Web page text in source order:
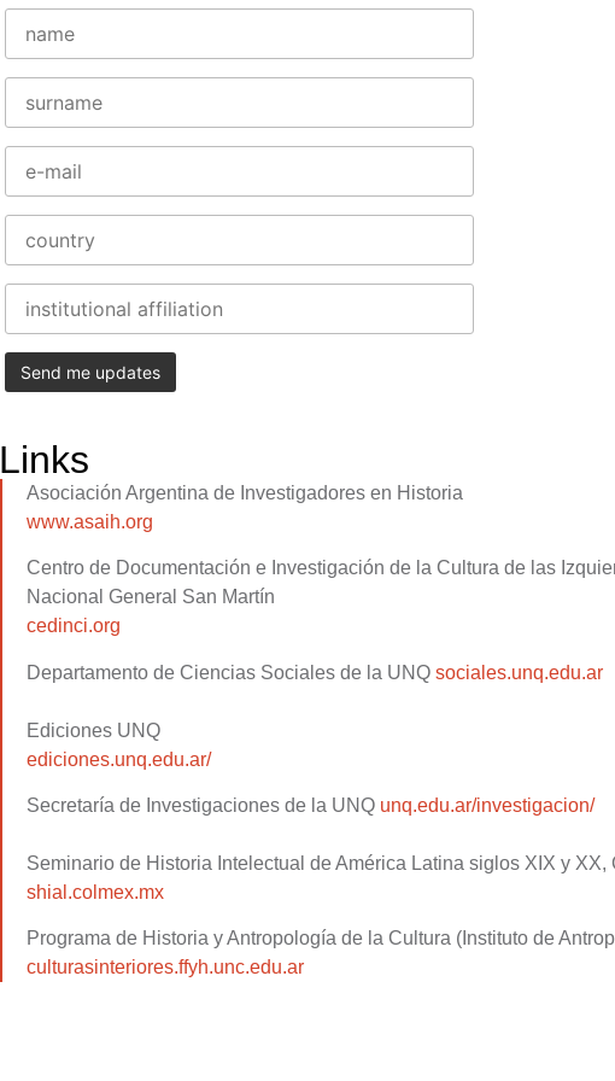
Links
Asociación Argentina de Investigadores en Historia
www.asaih.org
Centro de Documentación e Investigación de la Cultura de las
Nacional General San Martín
cedinci.org
Departamento de Ciencias Sociales de la UNQsociales.unq.edu.ar
Ediciones UNQ
ediciones.unq.edu.ar/
Secretaría de Investigaciones de la UNQ unq.edu.ar/investigacion/
Seminario de Historia Intelectual de América Latina siglos XIX y XX,
shial.colmex.mx
Programa de Historia y Antropología de la Cultura (Instituto de
culturasinteriores.ffyh.unc.edu.ar